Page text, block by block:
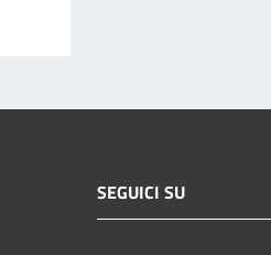
SEGUICI SU